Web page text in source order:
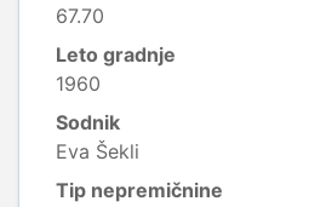
67.70
Leto gradnje
1960
Sodnik
Eva Šekli
Tip nepremičnine